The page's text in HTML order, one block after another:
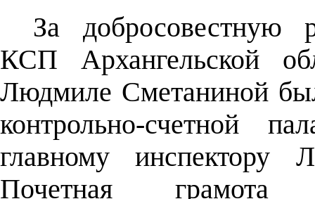
За добросовестную
КСП Архангельской
Людмиле Сметаниной
контрольно-счетной
главному инспектору
Почетная грамота